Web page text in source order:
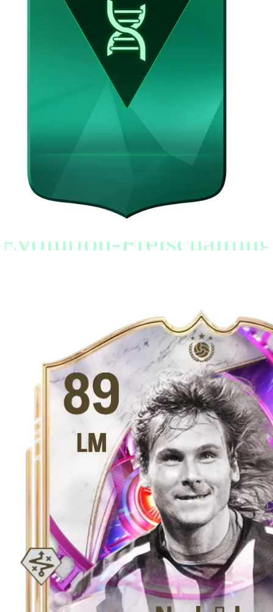
Evolution-Freischaltung